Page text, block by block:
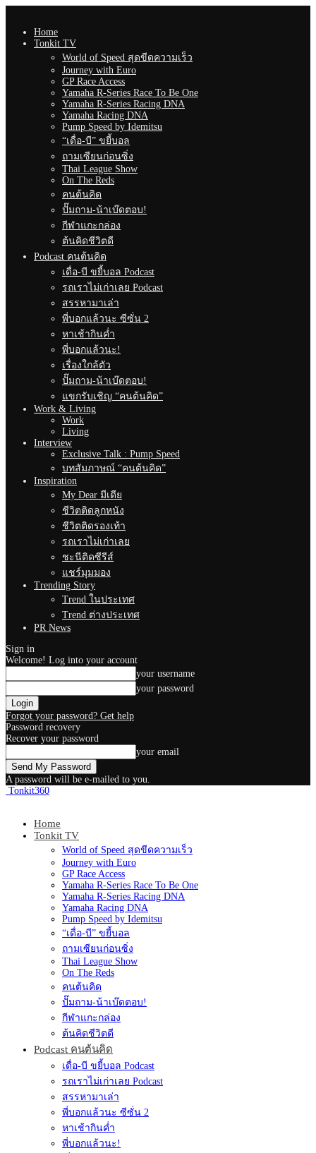
Home
Tonkit TV
World of Speed สุดขีดความเร็ว
Journey with Euro
GP Race Access
Yamaha R-Series Race To Be One
Yamaha R-Series Racing DNA
Yamaha Racing DNA
Pump Speed by Idemitsu
“เดื่อ-บี” ขยี้บอล
ถามเซียนก่อนซิ่ง
Thai League Show
On The Reds
คนต้นคิด
ปั๊มถาม-น้าเบ๊ดตอบ!
กีฬาแกะกล่อง
ต้นคิดชีวิตดี
Podcast คนต้นคิด
เดื่อ-บี ขยี้บอล Podcast
รถเราไม่เก่าเลย Podcast
สรรหามาเล่า
พี่บอกแล้วนะ ซีซั่น 2
หาเช้ากินค่ำ
พี่บอกแล้วนะ!
เรื่องใกล้ตัว
ปั๊มถาม-น้าเบ๊ดตอบ!
แขกรับเชิญ “คนต้นคิด”
Work & Living
Work
Living
Interview
Exclusive Talk : Pump Speed
บทสัมภาษณ์ “คนต้นคิด”
Inspiration
My Dear มีเดีย
ชีวิตติดลูกหนัง
ชีวิตติดรองเท้า
รถเราไม่เก่าเลย
ชะนีติดซีรีส์
แชร์มุมมอง
Trending Story
Trend ในประเทศ
Trend ต่างประเทศ
PR News
Sign in
Welcome! Log into your account
your username
your password
Forgot your password? Get help
Password recovery
Recover your password
your email
A password will be e-mailed to you.
Tonkit360
Home
Tonkit TV
World of Speed สุดขีดความเร็ว
Journey with Euro
GP Race Access
Yamaha R-Series Race To Be One
Yamaha R-Series Racing DNA
Yamaha Racing DNA
Pump Speed by Idemitsu
“เดื่อ-บี” ขยี้บอล
ถามเซียนก่อนซิ่ง
Thai League Show
On The Reds
คนต้นคิด
ปั๊มถาม-น้าเบ๊ดตอบ!
กีฬาแกะกล่อง
ต้นคิดชีวิตดี
Podcast คนต้นคิด
เดื่อ-บี ขยี้บอล Podcast
รถเราไม่เก่าเลย Podcast
สรรหามาเล่า
พี่บอกแล้วนะ ซีซั่น 2
หาเช้ากินค่ำ
พี่บอกแล้วนะ!